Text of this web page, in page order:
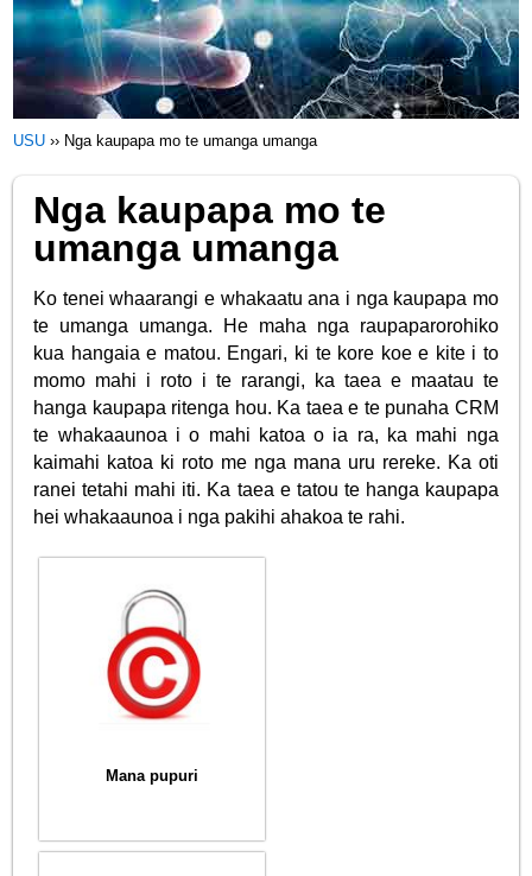
USU ›› Nga kaupapa mo te umanga umanga
Nga kaupapa mo te
umanga umanga
Ko tenei whaarangi e whakaatu ana i nga kaupapa mo
te umanga umanga. He maha nga raupaparorohiko
kua hangaia e matou. Engari, ki te kore koe e kite i to
momo mahi i roto i te rarangi, ka taea e maatau te
hanga kaupapa ritenga hou. Ka taea e te punaha CRM
te whakaaunoa i o mahi katoa o ia ra, ka mahi nga
kaimahi katoa ki roto me nga mana uru rereke. Ka oti
ranei tetahi mahi iti. Ka taea e tatou te hanga kaupapa
hei whakaaunoa i nga pakihi ahakoa te rahi.
Mana pupuri